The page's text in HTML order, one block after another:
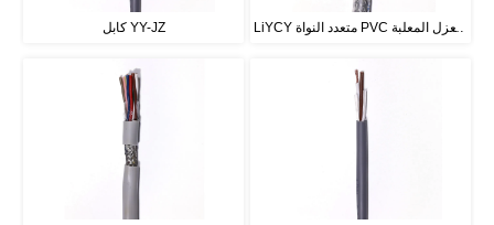
كابل YY-JZ
LiYCY متعدد النواة PVC العزل المعلبة